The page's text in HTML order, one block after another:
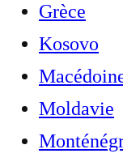
Grèce
Kosovo
Moldavie